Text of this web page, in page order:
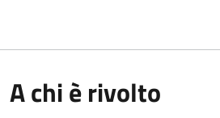
A chi è rivolto